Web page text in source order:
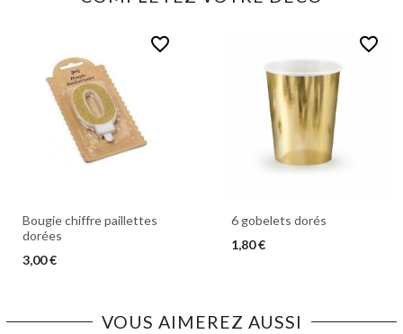
favorite_border
Bougie chiffre paillettes
dorées
3,00 €
favorite_border
6 gobelets dorés
1,80 €
VOUS AIMEREZ AUSSI